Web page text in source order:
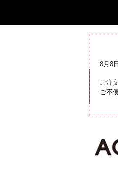
8月8
ご注
ご不